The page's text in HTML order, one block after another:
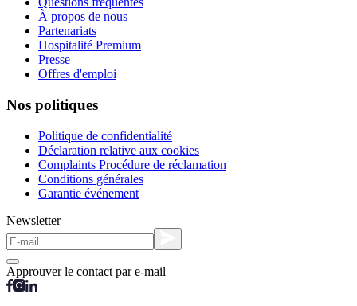
À propos de nous
Partenariats
Hospitalité Premium
Presse
Offres d'emploi
Nos politiques
Politique de confidentialité
Déclaration relative aux cookies
Complaints Procédure de réclamation
Conditions générales
Garantie événement
Newsletter
Approuver le contact par e-mail